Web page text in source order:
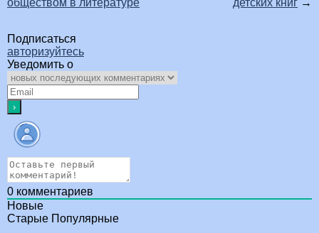
обществом в литературе
детских книг →
Подписаться
авторизуйтесь
Уведомить о
0 комментариев
Новые
Старые Популярные